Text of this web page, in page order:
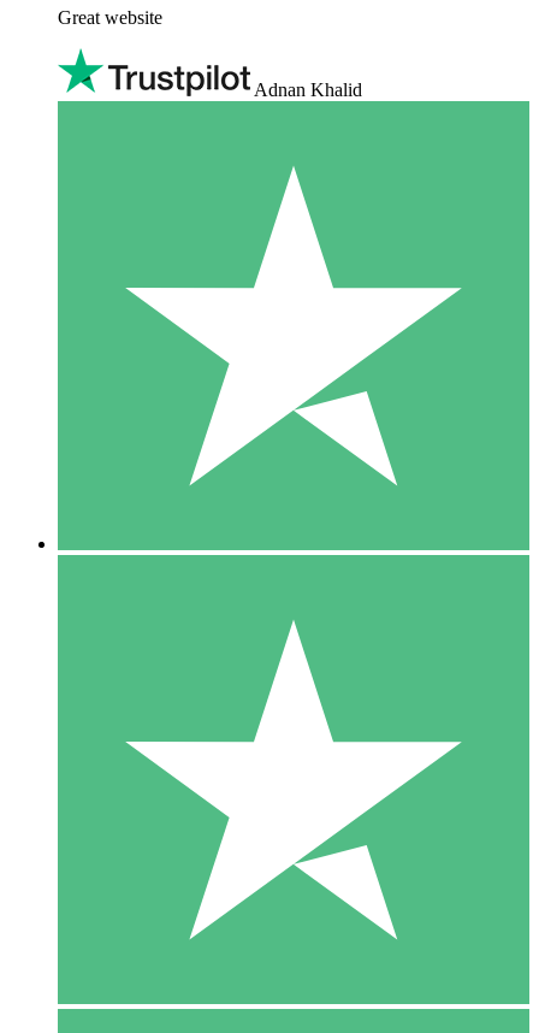
Great website
Adnan Khalid